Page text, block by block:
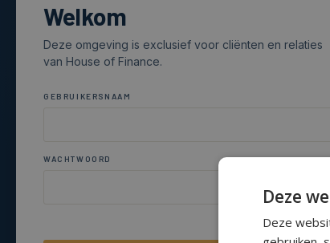
Welkom
Deze omgeving is exclusief voor cliënten en relaties
van House of Finance.
GEBRUIKERSNAAM
WACHTWOORD
016 79 53 00
info@houseoffinance.be
BTW nummer : 0730 787 211
Deze
Deze